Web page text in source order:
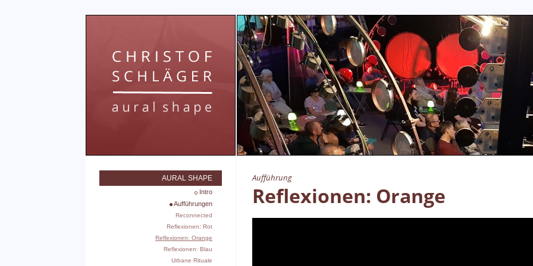
AURAL SHAPE
Intro
Aufführungen
Reconnected
Reflexionen: Rot
Reflexionen: Orange
Reflexionen: Blau
Urbane Rituale
Aufführung
Reflexionen: Orange